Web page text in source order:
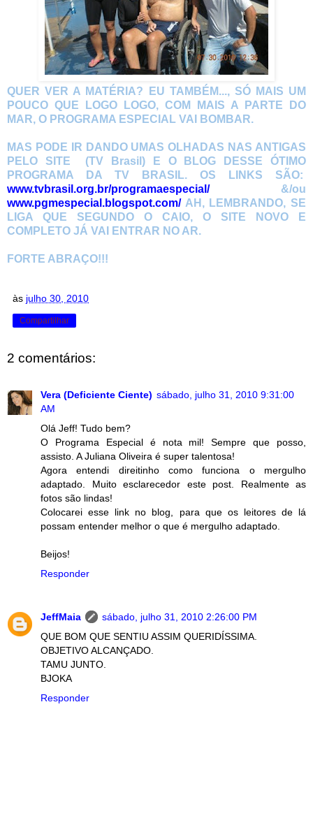
QUER VER A MATÉRIA? EU TAMBÉM..., SÓ MAIS UM
POUCO QUE LOGO LOGO, COM MAIS A PARTE DO
MAR, O PROGRAMA ESPECIAL VAI BOMBAR.
MAS PODE IR DANDO UMAS OLHADAS NAS ANTIGAS
PELO SITE (TV Brasil) E O BLOG DESSE ÓTIMO
PROGRAMA DA TV BRASIL. OS LINKS SÃO:
www.tvbrasil.org.br/programaespecial/&/ou
www.pgmespecial.blogspot.com/AH, LEMBRANDO, SE
LIGA QUE SEGUNDO O CAIO, O SITE NOVO E
COMPLETO JÁ VAI ENTRAR NO AR.
FORTE ABRAÇO!!!
às julho 30, 2010
Compartilhar
2 comentários:
Vera (Deficiente Ciente) sábado, julho 31, 2010 9:31:00
AM
Olá Jeff! Tudo bem?
O Programa Especial é nota mil! Sempre que posso,
assisto. A Juliana Oliveira é super talentosa!
Agora entendi direitinho como funciona o mergulho
adaptado. Muito esclarecedor este post. Realmente as
fotos são lindas!
Colocarei esse link no blog, para que os leitores de lá
possam entender melhor o que é mergulho adaptado.
Beijos!
Responder
JeffMaia
sábado, julho 31, 2010 2:26:00 PM
QUE BOM QUE SENTIU ASSIM QUERIDÍSSIMA.
OBJETIVO ALCANÇADO.
TAMU JUNTO.
BJOKA
Responder